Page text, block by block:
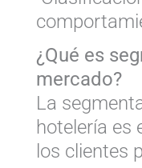
¿Qué es
mercado?
La
hotelería es
los clientes